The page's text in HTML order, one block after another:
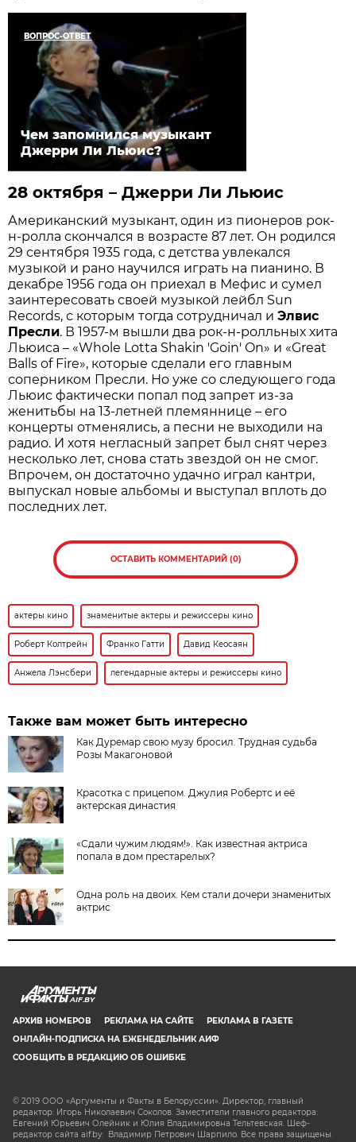
ВОПРОС-ОТВЕТ
Чем запомнился музыкант
Джерри Ли Льюис?
28 октября – Джерри Ли Льюис
Американский музыкант, один из пионеров рок-
н-ролла скончался в возрасте 87 лет. Он родился
29 сентября 1935 года, с детства увлекался
музыкой и рано научился играть на пианино. В
декабре 1956 года он приехал в Мефис и сумел
заинтересовать своей музыкой лейбл Sun
Records, с которым тогда сотрудничал иЭлвис
Пресли. В 1957-м вышли два рок-н-ролльных хита
Льюиса – «Whole Lotta Shakin 'Goin' On» и «Great
Balls of Fire», которые сделали его главным
соперником Пресли. Но уже со следующего года
Льюис фактически попал под запрет из-за
женитьбы на 13-летней племяннице – его
концерты отменялись, а песни не выходили на
радио. И хотя негласный запрет был снят через
несколько лет, снова стать звездой он не смог.
Впрочем, он достаточно удачно играл кантри,
выпускал новые альбомы и выступал вплоть до
последних лет.
ОСТАВИТЬ КОММЕНТАРИЙ (0)
актеры кино знаменитые актеры и режиссеры кино
Роберт Колтрейн Франко Гатти Давид Кеосаян
Анжела Лэнсбери легендарные актеры и режиссеры кино
Также вам может быть интересно
Как Дуремар свою музу бросил. Трудная судьба
Розы Макагоновой
Красотка с прицепом. Джулия Робертс и её
актерская династия
«Сдали чужим людям!». Как известная актриса
попала в дом престарелых?
Одна роль на двоих. Кем стали дочери знаменитых
актрис
AIF.BY
АРХИВ НОМЕРОВ РЕКЛАМА НА САЙТЕ
РЕКЛАМА В ГАЗЕТЕ
ОНЛАЙН-ПОДПИСКА НА ЕЖЕНЕДЕЛЬНИК АИФ
СООБЩИТЬ В РЕДАКЦИЮ ОБ ОШИБКЕ
© 2019 ООО «Аргументы и Факты в Белоруссии». Директор, главный
редактор: Игорь Николаевич Соколов. Заместители главного редактора:
Евгений Юрьевич Олейник и Юлия Владимировна Тельтевская. Шеф-
редактор сайта aif.by: Владимир Петрович Шарпило. Все права защищены.